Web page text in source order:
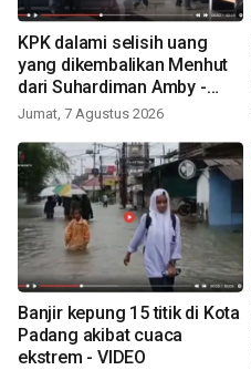
KPK dalami selisih uang
yang dikembalikan Menhut
dari Suhardiman Amby -
VIDEO
Jumat, 7 Agustus 2026
Banjir kepung 15 titik di Kota
Padang akibat cuaca
ekstrem - VIDEO